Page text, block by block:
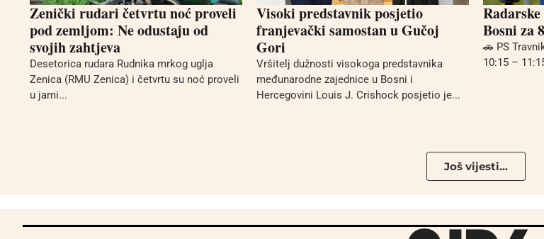
Zenički rudari četvrtu noć proveli
pod zemljom: Ne odustaju od
svojih zahtjeva
Desetorica rudara Rudnika mrkog uglja
Zenica (RMU Zenica) i četvrtu su noć proveli
u jami...
Visoki predstavnik posjetio
franjevački samostan u Gučoj
Gori
Vršitelj dužnosti visokoga predstavnika
međunarodne zajednice u Bosni i
Hercegovini Louis J. Crishock posjetio je...
Bosni za
🚗 PS
10:15 –
Još vijesti...